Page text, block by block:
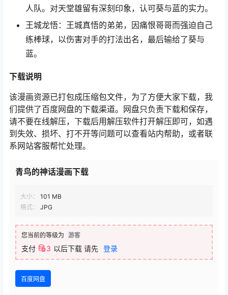
人队。对天堂雄留有深刻印象，认可葵与蓝的实力。
王城龙悟：王城真悟的弟弟，因痛恨哥哥而强迫自己
练棒球，以伤害对手的打法出名，最后输给了葵与
蓝。
下载说明
该漫画资源已打包成压缩包文件，为了方便大家下载，我
们提供了百度网盘的下载渠道。网盘只负责下载和保存，
请不要在线解压，下载后用解压软件打开解压即可，如遇
到失效、损坏、打不开等问题可以查看站内帮助，或者联
系网站客服帮忙处理。
青鸟的神话漫画下载
大小：
101 MB
格式：
JPG
您当前的等级为 游客
支付 3 以后下载 请先 登录
百度网盘